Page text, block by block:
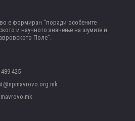
е формиран “поради особените
и научното значење на шумите и
Поле”.
425